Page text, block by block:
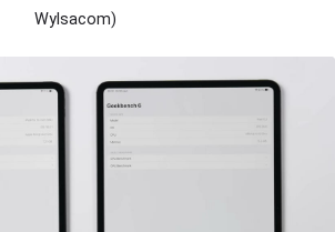
Wylsacom)